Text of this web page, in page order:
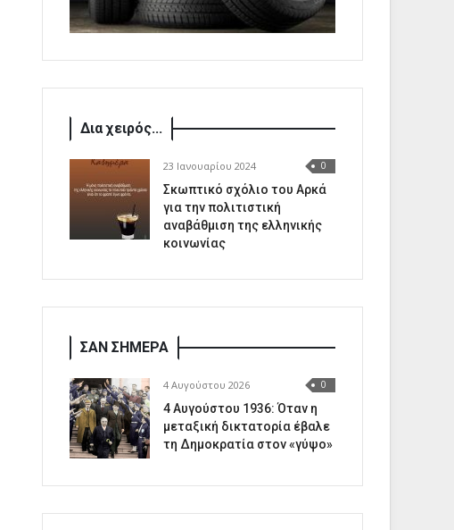
Δια χειρός...
23 Ιανουαρίου 2024 0
Σκωπτικό σχόλιο του Αρκά
για την πολιτιστική
αναβάθμιση της ελληνικής
κοινωνίας
ΣΑΝ ΣΗΜΕΡΑ
4 Αυγούστου 2026 0
4 Αυγούστου 1936: Όταν η
μεταξική δικτατορία έβαλε
τη Δημοκρατία στον «γύψο»